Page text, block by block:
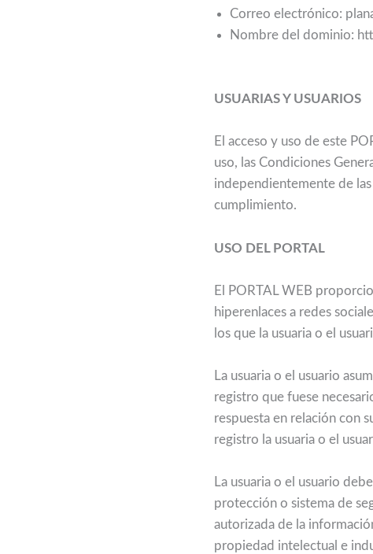
Correo electrónico:
Nombre del dominio:
USUARIAS Y USUARIOS
El acceso y uso de este
uso, las Condiciones
independientemente de
cumplimiento.
USO DEL PORTAL
El PORTAL WEB
hiperenlaces a redes
los que la usuaria o el
La usuaria o el usuario
registro que fuese
respuesta en relación con
registro la usuaria o el
La usuaria o el usuario
protección o sistema de
autorizada de la
propiedad intelectual e